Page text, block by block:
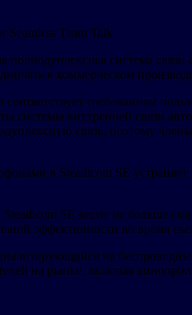
Seamless Team Talk
полнодуплексная система
в коммерческом
требованиям
системы внутренней связи
связь, поэтому
в Steadicom SE
SE весит не больше
эффективности во время
на
на рынке, включая